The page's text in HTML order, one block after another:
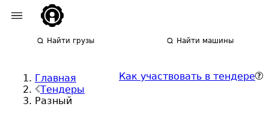
Найти грузы Найти машины
Главная
Тендеры
Разный
Как участвовать в тендере